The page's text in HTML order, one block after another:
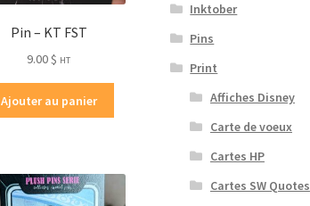
Pin – KT FST
9.00$ HT
Ajouter au panier
Inktober
Pins
Print
Affiches Disney
Carte de voeux
Cartes HP
Cartes SW Quotes